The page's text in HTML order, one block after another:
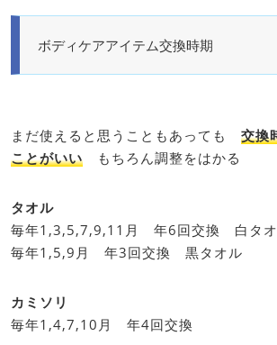
ボディケアアイテム交換時期
まだ使えると思うこともあっても 交換
ことがいい もちろん調整をはかる
タオル
毎年1,3,5,7,9,11月 年6回交換 白タ
毎年1,5,9月 年3回交換 黒タオル
カミソリ
毎年1,4,7,10月 年4回交換